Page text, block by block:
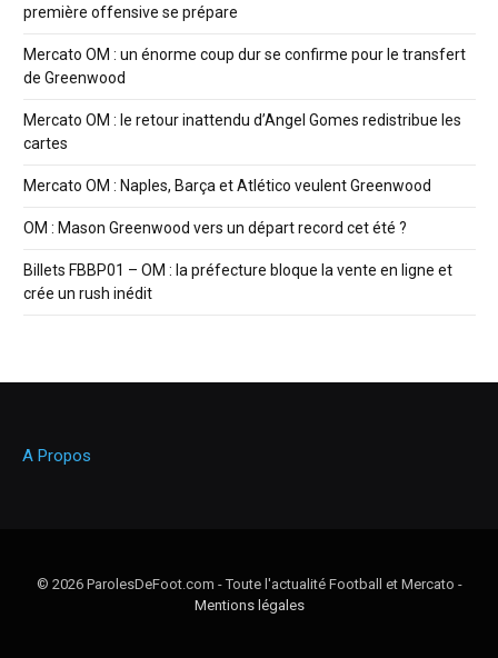
première offensive se prépare
Mercato OM : un énorme coup dur se confirme pour le transfert
de Greenwood
Mercato OM : le retour inattendu d’Angel Gomes redistribue les
cartes
Mercato OM : Naples, Barça et Atlético veulent Greenwood
OM : Mason Greenwood vers un départ record cet été ?
Billets FBBP01 – OM : la préfecture bloque la vente en ligne et
crée un rush inédit
A Propos
© 2026 ParolesDeFoot.com - Toute l'actualité Football et Mercato -
Mentions légales